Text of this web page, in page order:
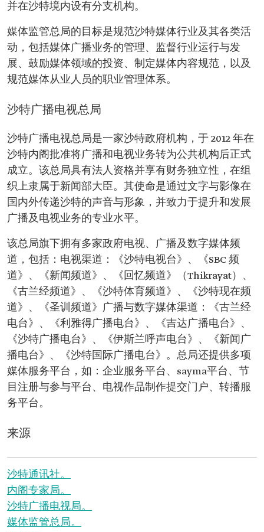
并在沙特境内设有分支机构。
媒体监管总局的目标是规范沙特媒体行业及其各类活
动，包括媒体广播业务的管理、监督行业运行与发
展、鼓励媒体领域的投资、制定媒体内容规范，以及
规范媒体从业人员的职业管理体系。
沙特广播电视总局
沙特广播电视总局是一家沙特政府机构，于 2012 年在
沙特内阁批准将广播和电视业务转为公共机构后正式
成立。该总局具有法人资格并享有财务独立性，在组
织上隶属于新闻部大臣。其使命是通过文字与影像在
国内外传递沙特的声音与形象，并致力于提升和发展
广播及电视业务的专业水平。
该总局旗下拥有多家政府电视、广播及数字媒体频
道，包括：电视渠道：《沙特电视台》、《SBC 频
道》、《新闻频道》、《回忆频道》（Thikrayat）、
《古兰经频道》、《沙特体育频道》、《沙特现在频
道》、《圣训频道》广播与数字媒体渠道：《古兰经
电台》、《利雅得广播电台》、《吉达广播电台》、
《沙特广播电台》、《伊斯兰呼声电台》、《新闻广
播电台》、《沙特国际广播电台》。总局还提供多项
媒体服务平台，如：企业服务平台、sayma平台、节
目注册与参与平台、电视作品制作提交门户、转播服
务平台。
来源
沙特通讯社。
内阁专家局。
沙特广播电视局。
媒体监管总局。